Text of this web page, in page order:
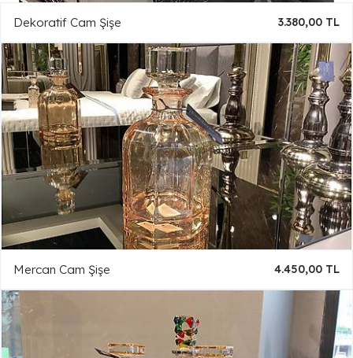
Dekoratif Cam Şişe 3.380,00 TL
Mercan Cam Şişe 4.450,00 TL